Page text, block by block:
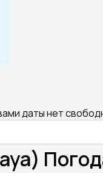
даты нет